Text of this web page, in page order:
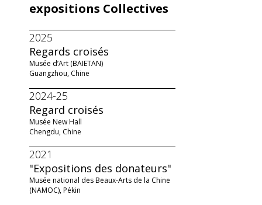
expositions Collectives
2025
Regards croisés
Musée d’Art (BAIETAN)
Guangzhou, Chine
2024-25
Regard croisés
Musée New Hall
Chengdu, Chine
2021
"Expositions des donateurs"
Musée national des Beaux-Arts de la Chine
(NAMOC), Pékin